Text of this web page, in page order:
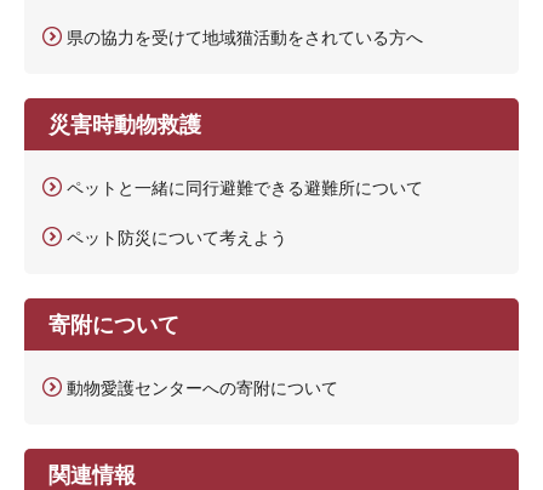
県の協力を受けて地域猫活動をされている方へ
災害時動物救護
ペットと一緒に同行避難できる避難所について
ペット防災について考えよう
寄附について
動物愛護センターへの寄附について
関連情報